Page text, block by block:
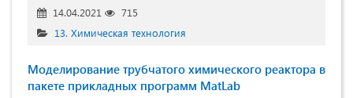
14.04.2021
715
13. Химическая технология
Моделирование трубчатого химического реактора в
пакете прикладных программ MatLab